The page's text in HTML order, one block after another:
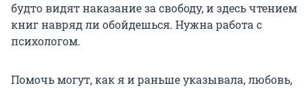
будто видят наказание за свободу, и здесь чтением
книг навряд ли обойдешься. Нужна работа с
психологом.
Помочь могут, как я и раньше указывала, любовь,